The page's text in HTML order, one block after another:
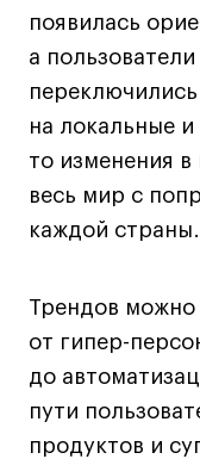
Блог
Преподаватели
Лицензии и
Для прессы
Ресурсы
Партнеры
Связи с
Контакты
Поступающим
Условия
появилась
а
на локальные
то изменения
весь мир с
каждой страны.
Трендов можно
от гипер-
до
пути
продуктов и